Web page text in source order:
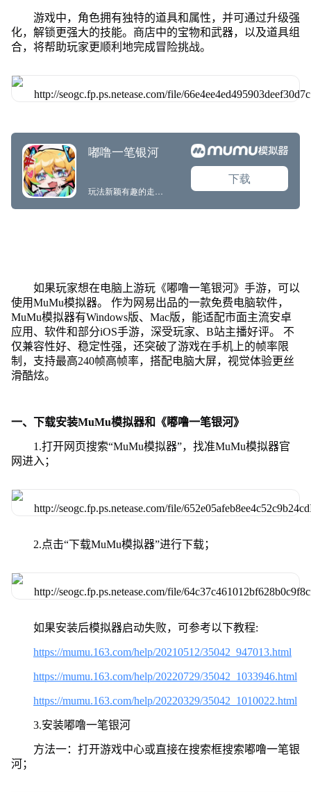
游戏中，角色拥有独特的道具和属性，并可通过升级强
化，解锁更强大的技能。商店中的宝物和武器，以及道具组
合，将帮助玩家更顺利地完成冒险挑战。
如果玩家想在电脑上游玩《嘟噜一笔银河》手游，可以
使用MuMu模拟器。 作为网易出品的一款免费电脑软件，
MuMu模拟器有Windows版、Mac版，能适配市面主流安卓
应用、软件和部分iOS手游，深受玩家、B站主播好评。 不
仅兼容性好、稳定性强，还突破了游戏在手机上的帧率限
制，支持最高240帧高帧率，搭配电脑大屏，视觉体验更丝
滑酷炫。
一、下载安装MuMu模拟器和《嘟噜一笔银河》
1.打开网页搜索“MuMu模拟器”，找准MuMu模拟器官
网进入；
2.点击“下载MuMu模拟器”进行下载；
如果安装后模拟器启动失败，可参考以下教程:
https://mumu.163.com/help/20210512/35042_947013.html
https://mumu.163.com/help/20220729/35042_1033946.html
https://mumu.163.com/help/20220329/35042_1010022.html
3.安装嘟噜一笔银河
方法一：打开游戏中心或直接在搜索框搜索嘟噜一笔银
河；